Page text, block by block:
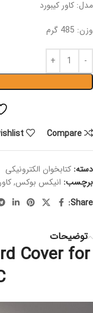
مدل: کاور کیبورد
وزن: 485 گرم
Compare
دسته: کتابخوان الکترونیکی
برچسب: انیکس بوکس,
Share:
توضیحات
Cover for